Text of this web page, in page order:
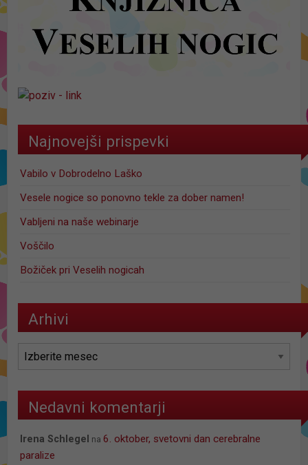
Najnovejši prispevki
Vabilo v Dobrodelno Laško
Vesele nogice so ponovno tekle za dober namen!
Vabljeni na naše webinarje
Voščilo
Božiček pri Veselih nogicah
Arhivi
Arhivi
Nedavni komentarji
Irena Schlegel na6. oktober, svetovni dan cerebralne
paralize